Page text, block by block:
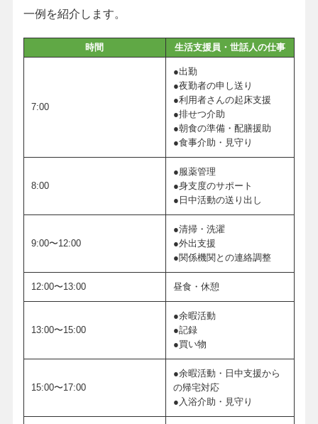
一例を紹介します。
時間 生活支援員・世話人の仕事
7:00
●出勤
●夜勤者の申し送り
●利用者さんの起床支援
●排せつ介助
●朝食の準備・配膳援助
●食事介助・見守り
8:00
●服薬管理
●身支度のサポート
●日中活動の送り出し
9:00〜12:00
●清掃・洗濯
●外出支援
●関係機関との連絡調整
12:00〜13:00 昼食・休憩
13:00〜15:00
●余暇活動
●記録
●買い物
15:00〜17:00
●余暇活動・日中支援から
の帰宅対応
●入浴介助・見守り